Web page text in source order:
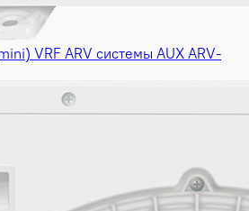
VRF ARV системы AUX ARV-